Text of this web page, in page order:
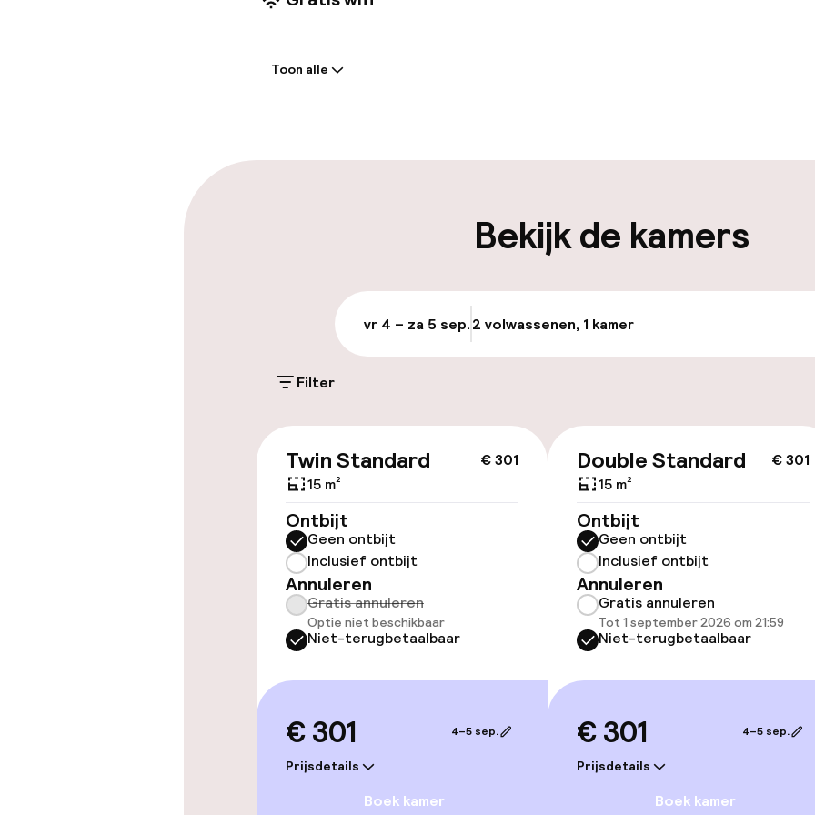
Toegankelijkheid
Lift
Voor toegankelijkheid
beschikbaar
Kamers
Voor toegankelijkheid
geoptimaliseerde kamers
beschikbaar
Zwemmen & wellness
Zoetwater buitenzwembad
Solarium
Toon alle
Bekijk de kamers
vr 4 – za 5 sep.2 volwassenen, 1 kamer
Filter
€ 301
Twin Standard
15 m²
Ontbijt
Geen ontbijt
Inclusief ontbijt
Annuleren
Gratis annuleren
Optie niet beschikbaar
Niet-terugbetaalbaar
€ 301
Prijsdetails
4–5 sep.
Boek kamer
€ 301
Double Standard
15 m²
Ontbijt
Geen ontbijt
Inclusief ontbijt
Annuleren
Gratis annuleren
Tot 1 september 2026 om 21:59
Niet-terugbetaalbaar
€ 301
Prijsdetails
4–5 sep.
Boek kamer